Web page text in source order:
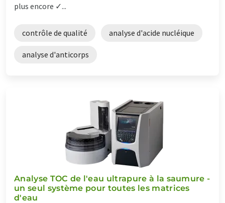
plus encore ✓...
contrôle de qualité analyse d'acide nucléique
analyse d'anticorps
Analyse TOC de l'eau ultrapure à la saumure -
un seul système pour toutes les matrices
d'eau